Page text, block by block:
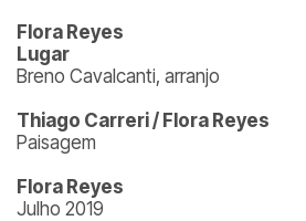
Flora Reyes
Lugar
Breno Cavalcanti, arranjo
Thiago Carreri / Flora Reyes
Paisagem
Flora Reyes
Julho 2019